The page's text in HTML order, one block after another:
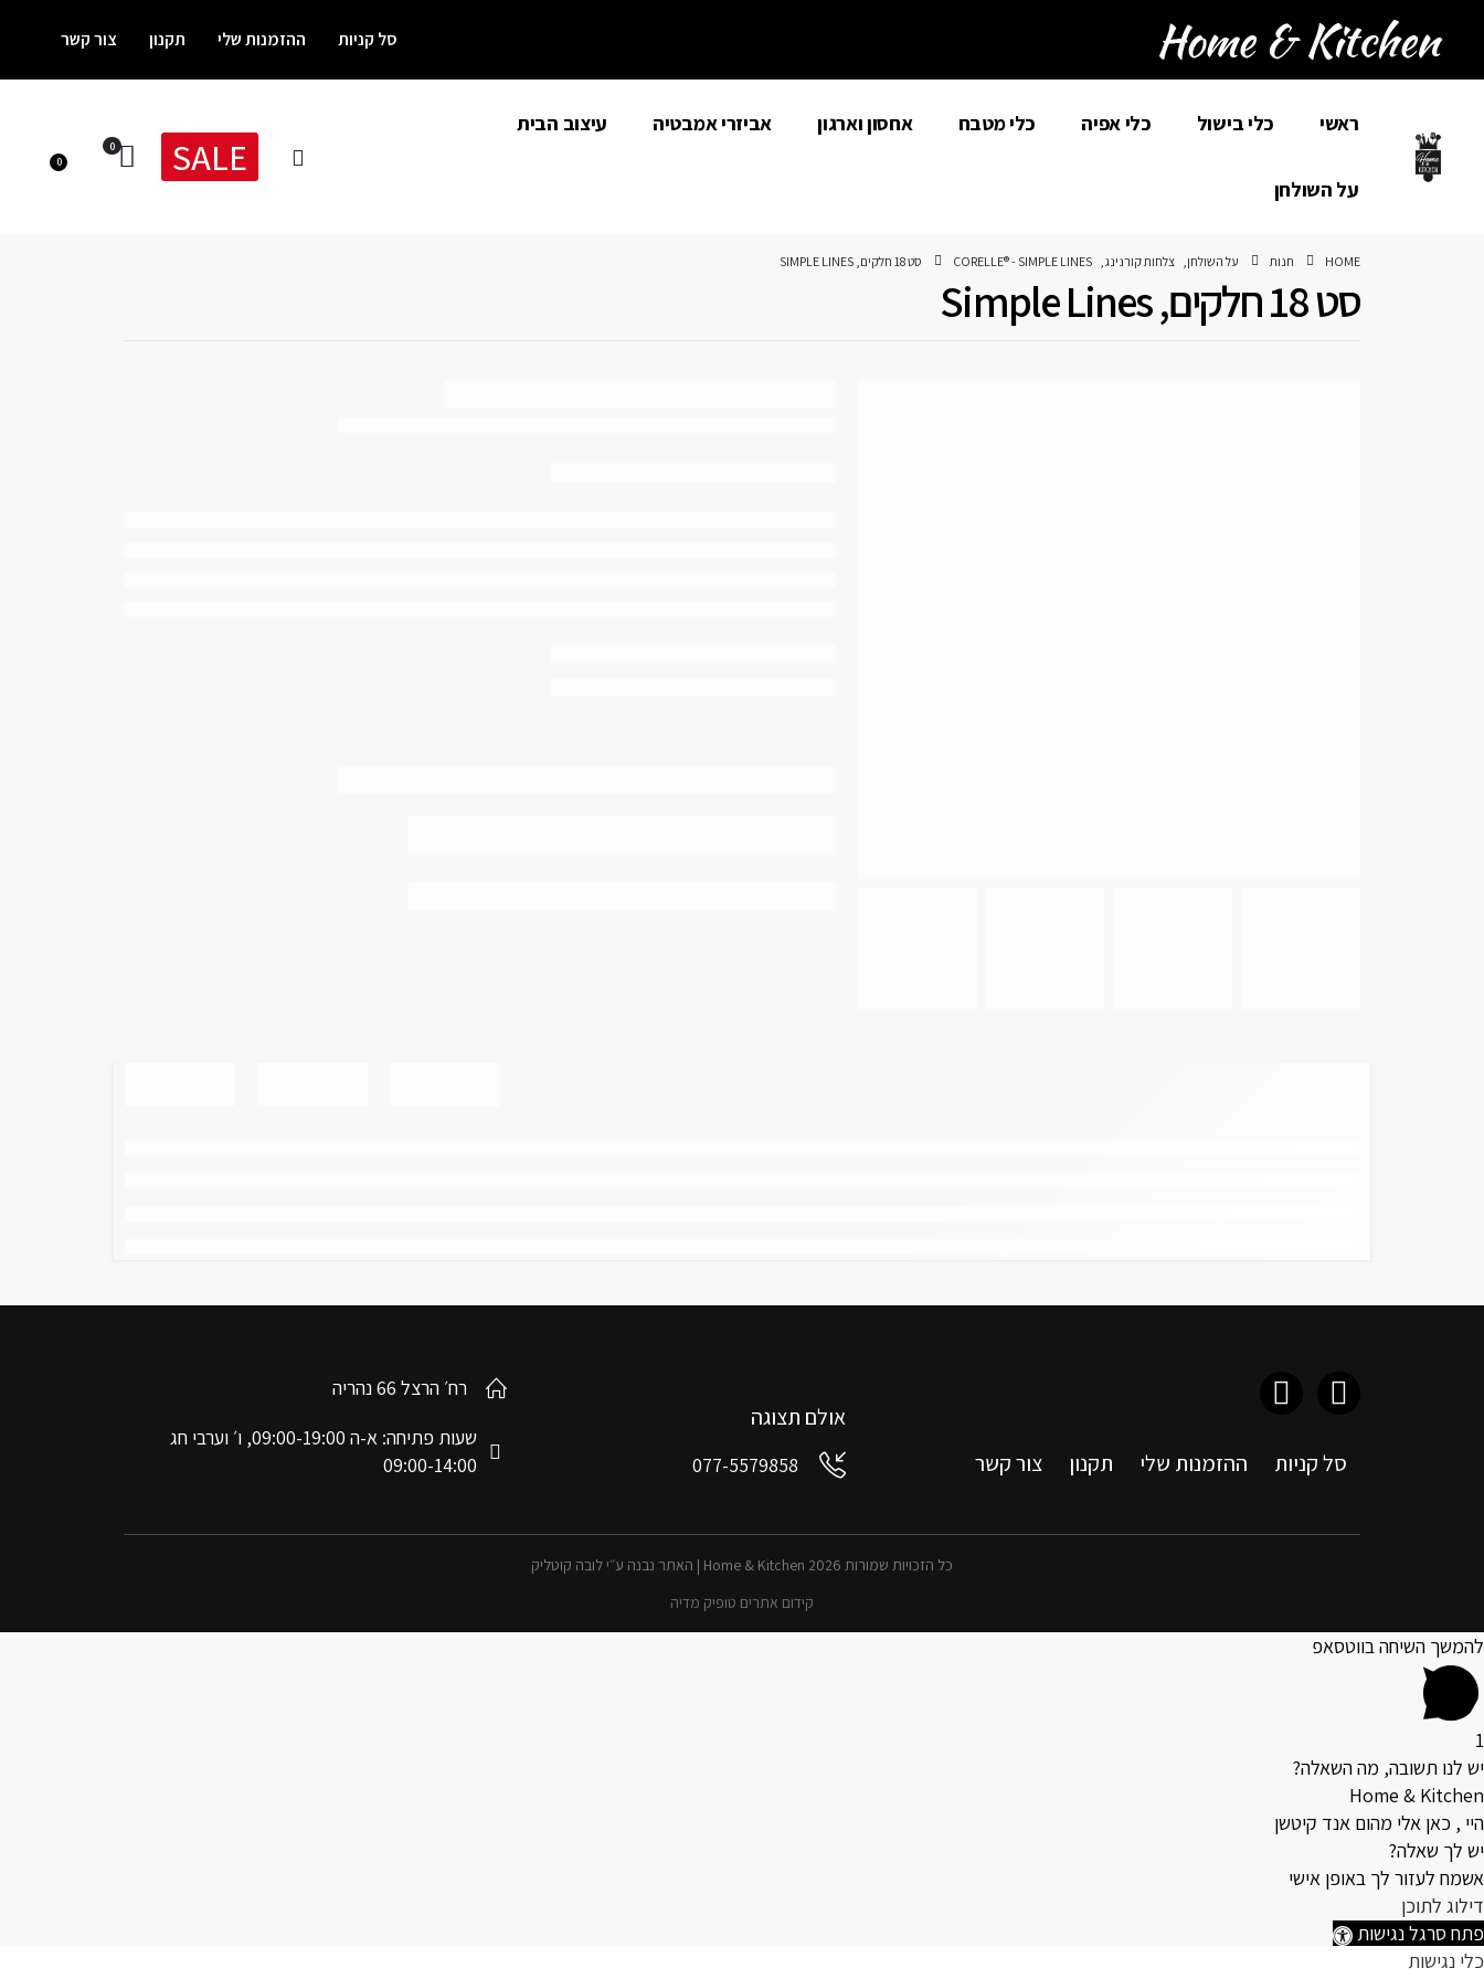
סל קניות ההזמנות שלי תקנון צור קשר
ראשי כלי בישול כלי אפיה כלי מטבח אחסון וארגון אביזרי אמבטיה עיצוב הבית
על השולחן
SALE
0
0
HOME חנות על השולחן, צלחות קורנינג,
CORELLE® - SIMPLE LINES סט 18 חלקים, SIMPLE LINES
סט 18 חלקים, Simple Lines
סל קניות ההזמנות שלי תקנון צור קשר
אולם תצוגה
077-5579858
רח׳ הרצל 66 נהריה
שעות פתיחה: א-ה 09:00-19:00, ו׳ וערבי חג
09:00-14:00
כל הזכויות שמורות 2026 Home & Kitchen | האתר נבנה ע״י לובה קוטליק
קידום אתרים טופיק מדיה
להמשך השיחה בווטסאפ
1
יש לנו תשובה, מה השאלה?
Home & Kitchen
היי , כאן אלי מהום אנד קיטשן
יש לך שאלה?
אשמח לעזור לך באופן אישי
דילוג לתוכן
פתח סרגל נגישות
כלי נגישות